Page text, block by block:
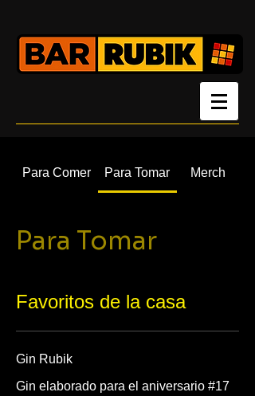
Para Comer Para Tomar Merch
Para Tomar
Favoritos de la casa
Gin Rubik
Gin elaborado para el aniversario #17